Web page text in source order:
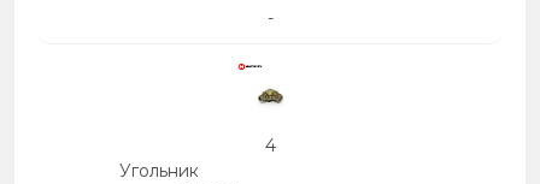
-
4
Угольник